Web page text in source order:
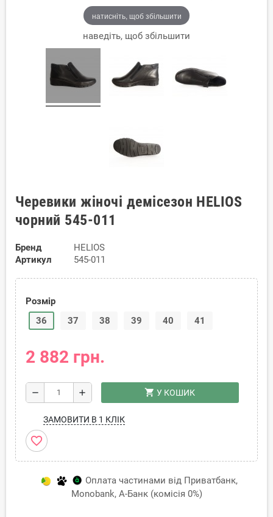
натисніть, щоб збільшити
наведіть, щоб збільшити
Черевики жіночі демісезон HELIOS
чорний 545-011
Бренд
HELIOS
Артикул
545-011
Розмір
36
37 38 39 40 41
2 882 грн.
remove add shopping_cart У КОШИК
ЗАМОВИТИ В 1 КЛІК
favorite_border
Оплата частинами від Приватбанк,
Monobank, А-Банк (комісія 0%)